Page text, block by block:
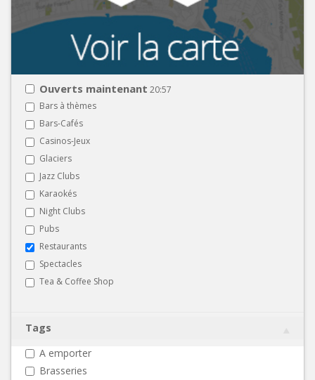
Ouverts maintenant 20:57
Bars à thèmes
Bars-Cafés
Casinos-Jeux
Glaciers
Jazz Clubs
Karaokés
Night Clubs
Pubs
Restaurants
Spectacles
Tea & Coffee Shop
Tags
A emporter
Brasseries